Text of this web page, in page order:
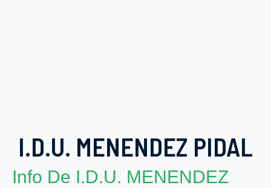
I.D.U. MENENDEZ PIDAL
Info De I.D.U. MENENDEZ